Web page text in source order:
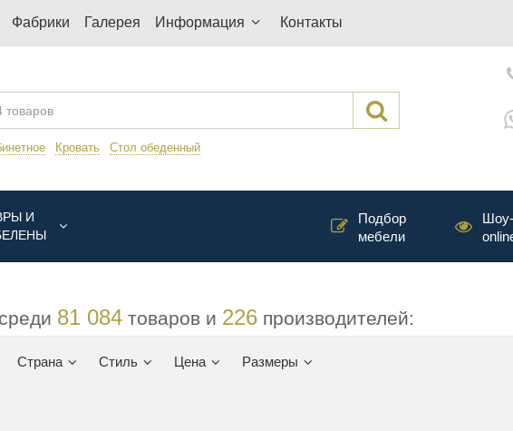
Фабрики Галерея Информация Контакты
Кровать Стол обеденный
И
Подбор
мебели
81 084товаров и 226производителей:
Страна Стиль Цена Размеры